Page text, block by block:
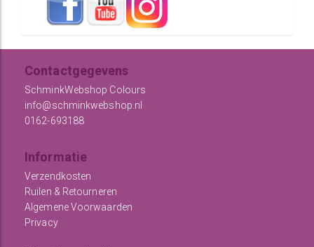
Contactgegevens
SchminkWebshop Colours
info@schminkwebshop.nl
0162-693188
Informatie
Verzendkosten
Ruilen & Retourneren
Algemene Voorwaarden
Privacy